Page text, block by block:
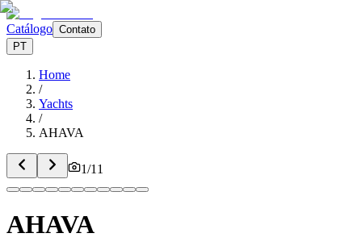
Catálogo Contato
PT
Home
/
Yachts
/
AHAVA
1/11
AHAVA